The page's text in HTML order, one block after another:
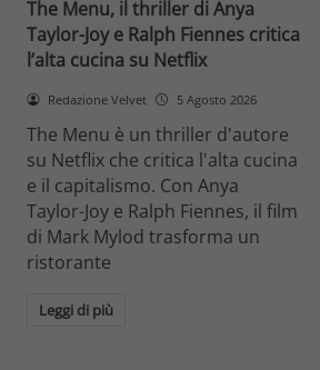
The Menu, il thriller di Anya
Taylor-Joy e Ralph Fiennes critica
l’alta cucina su Netflix
Redazione Velvet 5 Agosto 2026
The Menu è un thriller d'autore
su Netflix che critica l'alta cucina
e il capitalismo. Con Anya
Taylor-Joy e Ralph Fiennes, il film
di Mark Mylod trasforma un
ristorante
Leggi di più